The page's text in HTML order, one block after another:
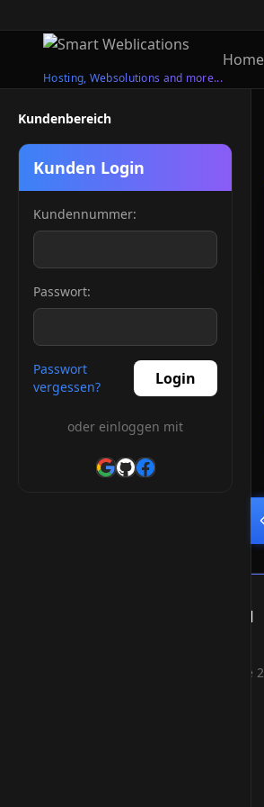
Hosting, Websolutions and more...
Home
Kundenbereich
Kunden Login
Kundennummer:
Passwort:
Passwort
vergessen?
Login
oder einloggen mit
Smart Weblications GmbH
Professional hosting services since